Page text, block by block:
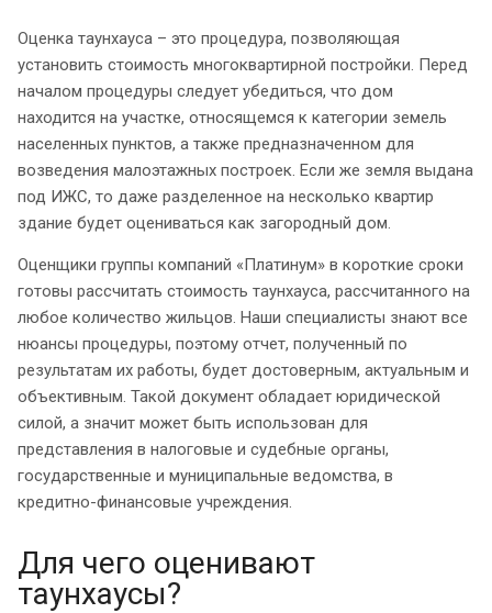
Оценка таунхауса – это процедура, позволяющая
установить стоимость многоквартирной постройки. Перед
началом процедуры следует убедиться, что дом
находится на участке, относящемся к категории земель
населенных пунктов, а также предназначенном для
возведения малоэтажных построек. Если же земля выдана
под ИЖС, то даже разделенное на несколько квартир
здание будет оцениваться как загородный дом.
Оценщики группы компаний «Платинум» в короткие сроки
готовы рассчитать стоимость таунхауса, рассчитанного на
любое количество жильцов. Наши специалисты знают все
нюансы процедуры, поэтому отчет, полученный по
результатам их работы, будет достоверным, актуальным и
объективным. Такой документ обладает юридической
силой, а значит может быть использован для
представления в налоговые и судебные органы,
государственные и муниципальные ведомства, в
кредитно-финансовые учреждения.
Для чего оценивают
таунхаусы?